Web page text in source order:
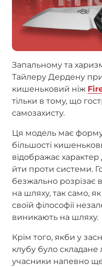
Запальному та
Тайлеру Дердену
кишеньковий ніж
тільки в тому, що
самозахисту.
Ця модель має
більшості
відображає
йти проти системи.
безжально розрізає
на шляху, так само,
своїй філософії
виникають на шляху.
Крім того, якби у
клубу було складане
учасники напевно